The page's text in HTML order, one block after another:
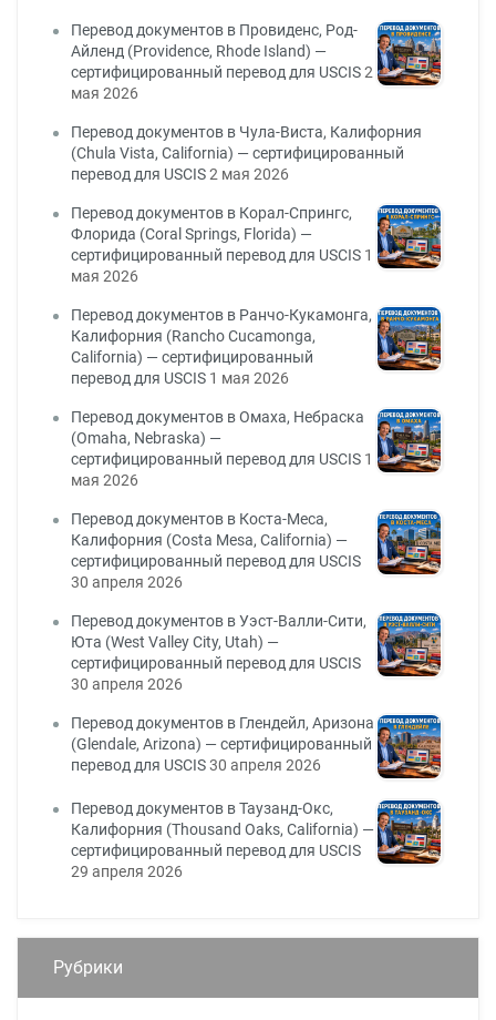
Перевод документов в Провиденс, Род-
Айленд (Providence, Rhode Island) —
сертифицированный перевод для USCIS2
мая 2026
Перевод документов в Чула-Виста, Калифорния
(Chula Vista, California) — сертифицированный
перевод для USCIS2 мая 2026
Перевод документов в Корал-Спрингс,
Флорида (Coral Springs, Florida) —
сертифицированный перевод для USCIS 1
мая 2026
Перевод документов в Ранчо-Кукамонга,
Калифорния (Rancho Cucamonga,
California) — сертифицированный
перевод для USCIS 1 мая 2026
Перевод документов в Омаха, Небраска
(Omaha, Nebraska) —
сертифицированный перевод для USCIS 1
мая 2026
Перевод документов в Коста-Меса,
Калифорния (Costa Mesa, California) —
сертифицированный перевод для USCIS
30 апреля 2026
Перевод документов в Уэст-Валли-Сити,
Юта (West Valley City, Utah) —
сертифицированный перевод для USCIS
30 апреля 2026
Перевод документов в Глендейл, Аризона
(Glendale, Arizona) — сертифицированный
перевод для USCIS30 апреля 2026
Перевод документов в Таузанд-Окс,
Калифорния (Thousand Oaks, California) —
сертифицированный перевод для USCIS
29 апреля 2026
Рубрики